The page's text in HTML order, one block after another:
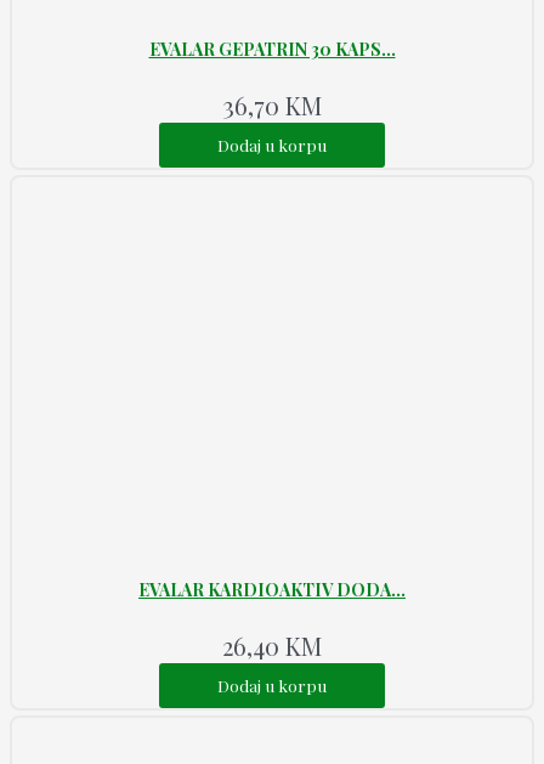
EVALAR GEPATRIN 30 KAPS...
36,70 KM
Dodaj u korpu
EVALAR KARDIOAKTIV DODA...
26,40 KM
Dodaj u korpu